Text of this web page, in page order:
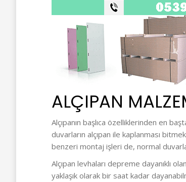
ALÇIPAN
Alçıpanın başlıca özelliklerinden en
duvarların alçıpan ile kaplanması
benzeri montaj işleri de, normal
Alçıpan levhaları depreme dayanıklı
yaklaşık olarak bir saat kadar